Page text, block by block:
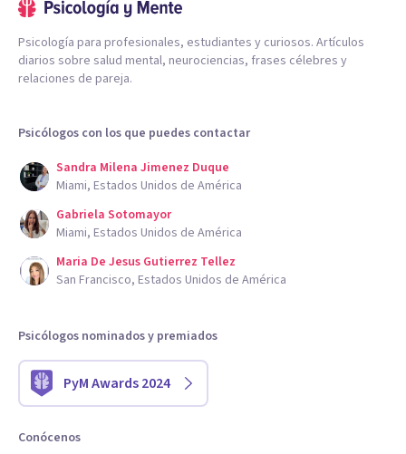
Psicología para profesionales, estudiantes y curiosos. Artículos
diarios sobre salud mental, neurociencias, frases célebres y
relaciones de pareja.
Psicólogos con los que puedes contactar
Sandra Milena Jimenez Duque
Miami, Estados Unidos de América
Gabriela Sotomayor
Miami, Estados Unidos de América
Maria De Jesus Gutierrez Tellez
San Francisco, Estados Unidos de América
Psicólogos nominados y premiados
PyM Awards 2024
Conócenos